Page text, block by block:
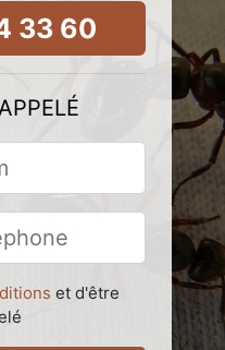
33 60
et d'être